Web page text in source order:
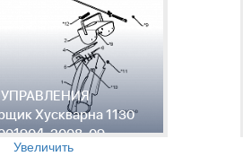
Хускварна 1130
2008-09
Увеличить